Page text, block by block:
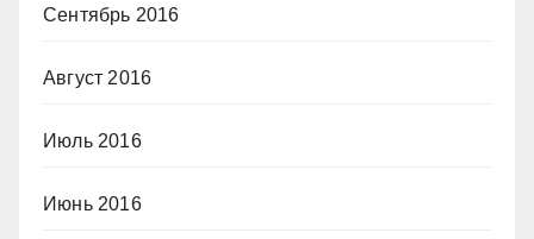
Сентябрь 2016
Август 2016
Июль 2016
Июнь 2016